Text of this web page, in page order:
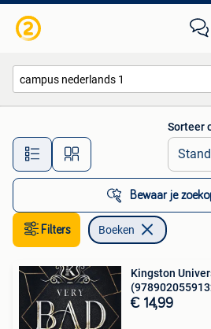
Alle afstanden…
Sorteer
Bewaar je
Filters Boeken
Kingston
€ 14,99